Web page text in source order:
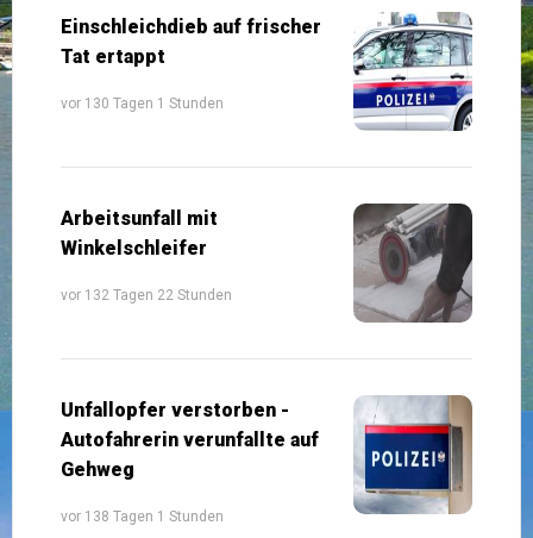
Einschleichdieb auf frischer
Tat ertappt
vor 130 Tagen 1 Stunden
Arbeitsunfall mit
Winkelschleifer
vor 132 Tagen 22 Stunden
Unfallopfer verstorben -
Autofahrerin verunfallte auf
Gehweg
vor 138 Tagen 1 Stunden